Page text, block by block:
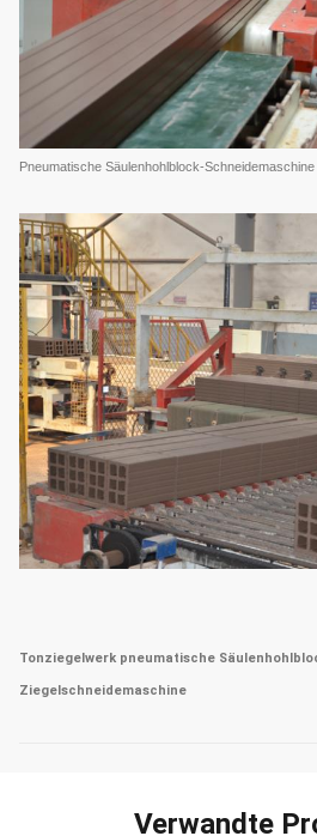
Pneumatische Säulenhohlblock-
Tonziegelwerk pneumatische
Ziegelschneidemaschine
Verwandte